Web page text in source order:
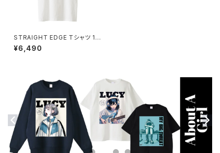
STRAIGHT EDGE Tシャツ 10
14-230221345
¥6,490